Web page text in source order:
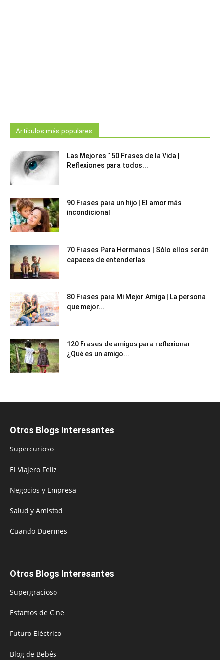
Artículos más populares
Las Mejores 150 Frases de la Vida |
Reflexiones para todos...
90 Frases para un hijo | El amor más
incondicional
70 Frases Para Hermanos | Sólo ellos serán
capaces de entenderlas
80 Frases para Mi Mejor Amiga | La persona
que mejor...
120 Frases de amigos para reflexionar |
¿Qué es un amigo...
Otros Blogs Interesantes
Supercurioso
El Viajero Feliz
Negocios y Empresa
Salud y Amistad
Cuando Duermes
Otros Blogs Interesantes
Supergracioso
Estamos de Cine
Futuro Eléctrico
Blog de Bebés